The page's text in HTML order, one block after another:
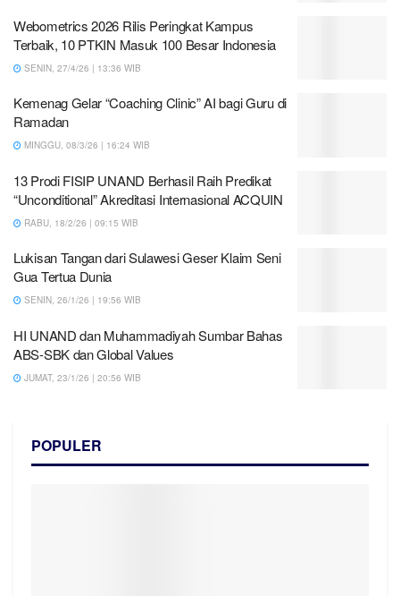
Webometrics 2026 Rilis Peringkat Kampus
Terbaik, 10 PTKIN Masuk 100 Besar Indonesia
SENIN, 27/4/26 | 13:36 WIB
Kemenag Gelar “Coaching Clinic” AI bagi Guru di
Ramadan
MINGGU, 08/3/26 | 16:24 WIB
13 Prodi FISIP UNAND Berhasil Raih Predikat
“Unconditional” Akreditasi Internasional ACQUIN
RABU, 18/2/26 | 09:15 WIB
Lukisan Tangan dari Sulawesi Geser Klaim Seni
Gua Tertua Dunia
SENIN, 26/1/26 | 19:56 WIB
HI UNAND dan Muhammadiyah Sumbar Bahas
ABS-SBK dan Global Values
JUMAT, 23/1/26 | 20:56 WIB
POPULER